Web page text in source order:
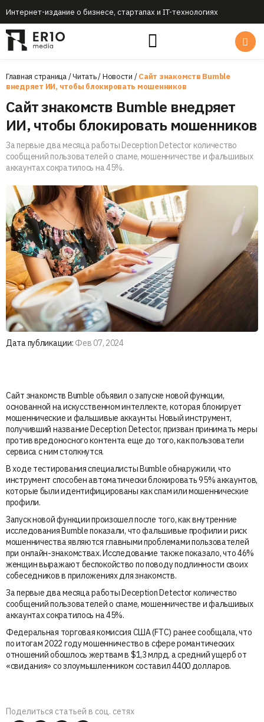
Интернет-издание о бизнесе, стартапах и IT-технологиях
Главная страница/Читать/Новости /Сайт знакомств Bumble
внедряет ИИ, чтобы блокировать мошенников
Сайт знакомств Bumble внедряет
ИИ, чтобы блокировать мошенников
За первые два месяца работы Deception Detector количество
сообщений пользователей о спаме, мошенничестве и фальшивых
аккаунтах сократилось на 45%.
Дата публикации: Фев 07, 2024
Сайт знакомств Bumble объявил о запуске новой функции,
основанной на искусственном интеллекте, которая блокирует
мошеннические и фальшивые аккаунты. Новый инструмент,
получивший название Deception Detector, призван принимать меры
против вредоносного контента еще до того, как пользователи
сервиса с ним столкнутся.
В ходе тестирования специалисты Bumble обнаружили, что
инструмент способен автоматически блокировать 95% аккаунтов,
которые были идентифицированы как спам или мошеннические
профили.
Запуск новой функции произошел после того, как внутренние
исследования Bumble показали, что фальшивые профили и риск
мошенничества являются главными проблемами пользователей
при онлайн-знакомствах. Исследование также показало, что 46%
женщин выражают беспокойство по поводу подлинности своих
собеседников в приложениях для знакомств.
За первые два месяца работы Deception Detector количество
сообщений пользователей о спаме, мошенничестве и фальшивых
аккаунтах сократилось на 45%.
Федеральная торговая комиссия США (FTC) ранее сообщала, что
по итогам 2022 году мошенничество в сфере романтических
отношений обошлось жертвам в $1,3 млрд, а средний ущерб от
«свидания» со злоумышленником составил 4400 долларов.
Поделиться статьей в соц. сетях